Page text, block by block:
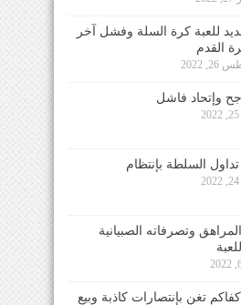
للعبة كرة السلة وفشل آخر
القدم
2022
وإتحاد فاشل
السلطة بإنتظام
المراهق وتصرفاته الصبيانية
كفاكم تغنٍ بإنتصارات كاذبة وبيع